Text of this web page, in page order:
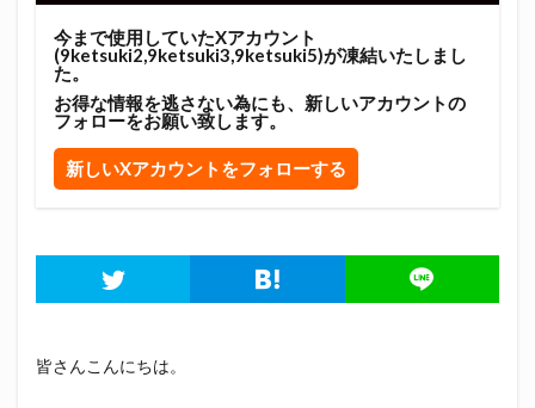
今まで使用していたXアカウント
(9ketsuki2,9ketsuki3,9ketsuki5)が凍結いたしまし
た。
お得な情報を逃さない為にも、新しいアカウントの
フォローをお願い致します。
新しいXアカウントをフォローする
皆さんこんにちは。